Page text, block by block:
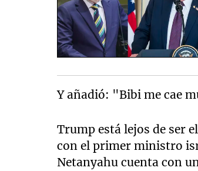
Y añadió: "Bibi me cae
Trump está lejos de ser
con el primer ministro
Netanyahu cuenta con